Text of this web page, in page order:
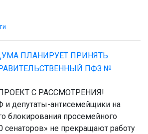
ПЛАНИРУЕТ ПРИНЯТЬ
ПФЗ №
С РАССМОТРЕНИЯ!
и депутаты-антисемейщики на
блокирования просемейного
сенаторов» не прекращают работу